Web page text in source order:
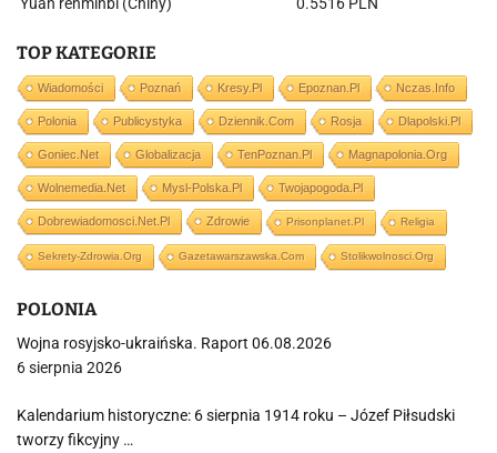
TOP KATEGORIE
Wiadomości Poznań Kresy.pl Epoznan.pl Nczas.info
Polonia Publicystyka Dziennik.com Rosja Dlapolski.pl
Goniec.net Globalizacja TenPoznan.pl Magnapolonia.org
Wolnemedia.net Mysl-Polska.pl Twojapogoda.pl
Dobrewiadomosci.net.pl Zdrowie Prisonplanet.pl Religia
Sekrety-Zdrowia.org Gazetawarszawska.com Stolikwolnosci.org
POLONIA
Wojna rosyjsko-ukraińska. Raport 06.08.2026
6 sierpnia 2026
Kalendarium historyczne: 6 sierpnia 1914 roku – Józef Piłsudski
tworzy fikcyjny …